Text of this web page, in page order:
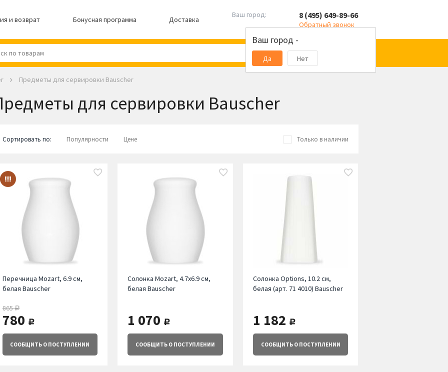
и возврат Бонусная программа Доставка
Ваш город:
Ваш город -
Да Нет
8 (495) 649-89-66
Обратный звонок
Предметы для сервировки Bauscher
для сервировки Bauscher
Сортировать по: Популярности Цене Только в наличии
Перечница Mozart, 6.9 см,
белая Bauscher
865руб.
780 руб.
СООБЩИТЬ О ПОСТУПЛЕНИИ
Солонка Mozart, 4.7х6.9 см,
белая Bauscher
1 070 руб.
СООБЩИТЬО ПОСТУПЛЕНИИ
Солонка Options, 10.2 см,
белая (арт. 71 4010) Bauscher
1 182 руб.
СООБЩИТЬО ПОСТУПЛЕНИИ